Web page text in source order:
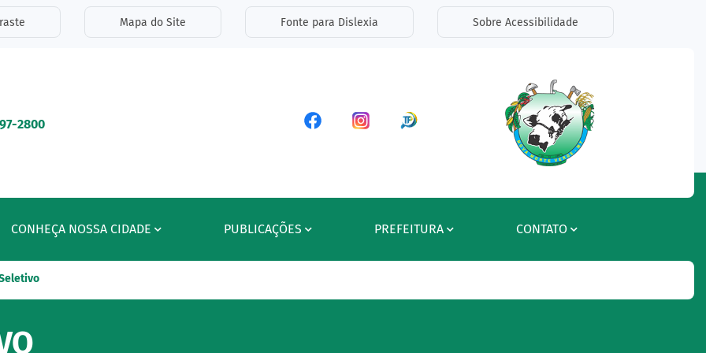
de acessibilidade
Mapa do Site Fonte para Dislexia Sobre Acessibilidade
2800 Acessar a Rede Social Facebook
Acessar a Rede Social Instagram
Acessar a Rede Social Radar
CONHEÇA NOSSA CIDADE PUBLICAÇÕES PREFEITURA CONTATO